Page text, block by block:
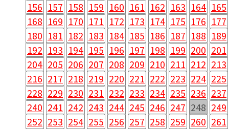
156 157 158 159 160 161 162 163 164 165
168 169 170 171 172 173 174 175 176 177
180 181 182 183 184 185 186 187 188 189
192 193 194 195 196 197 198 199 200 201
204 205 206 207 208 209 210 211 212 213
216 217 218 219 220 221 222 223 224 225
228 229 230 231 232 233 234 235 236 237
240 241 242 243 244 245 246 247 248 249
252 253 254 255 256 257 258 259 260 261